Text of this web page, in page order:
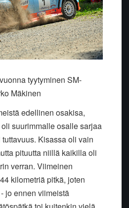
tyytyminen SM-
Mäkinen
edellinen osakisa,
suurimmalle osalle sarjaa
Kisassa oli vain
pituutta niillä kaikilla oli
verran. Viimeinen
kilometriä pitkä, joten
jo ennen viimeistä